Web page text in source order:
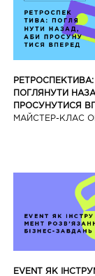
РЕТРОСПЕКТИВА:
ПОГЛЯНУТИ
ПРОСУНУТИСЯ
МАЙCТЕР-КЛАС
EVENT ЯК